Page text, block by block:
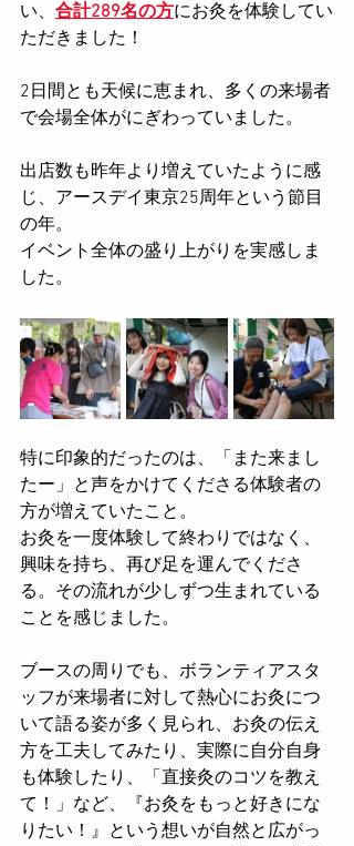
い、 合計289名の方にお灸を体験してい
ただきました！
2日間とも天候に恵まれ、多くの来場者
で会場全体がにぎわっていました。
出店数も昨年より増えていたように感
じ、アースデイ東京25周年という節目
の年。
イベント全体の盛り上がりを実感しま
した。
特に印象的だったのは、「また来まし
たー」と声をかけてくださる体験者の
方が増えていたこと。
お灸を一度体験して終わりではなく、
興味を持ち、再び足を運んでくださ
る。その流れが少しずつ生まれている
ことを感じました。
ブースの周りでも、ボランティアスタ
ッフが来場者に対して熱心にお灸につ
いて語る姿が多く見られ、お灸の伝え
方を工夫してみたり、実際に自分自身
も体験したり、「直接灸のコツを教え
て！」など、『お灸をもっと好きにな
りたい！』という想いが自然と広がっ